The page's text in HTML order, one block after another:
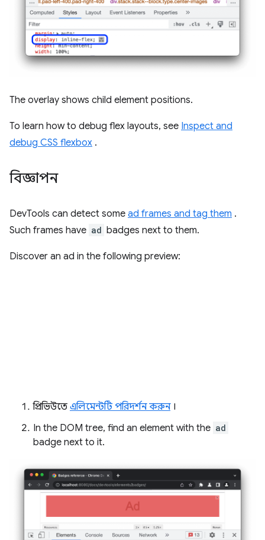
The overlay shows child element positions.
To learn how to debug flex layouts, see Inspect and
debug CSS flexbox .
বিজ্ঞাপন
DevTools can detect some ad frames and tag them .
Such frames have ad badges next to them.
Discover an ad in the following preview:
প্রিভিউতে এলিমেন্টটি পরিদর্শন করুন।
In the DOM tree, find an element with the ad
badge next to it.